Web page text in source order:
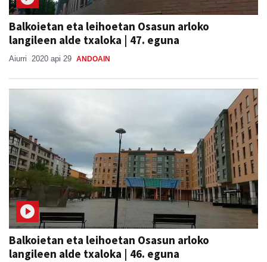
Balkoietan eta leihoetan Osasun arloko
langileen alde txaloka | 47. eguna
Aiurri 2020 api 29 ANDOAIN
Balkoietan eta leihoetan Osasun arloko
langileen alde txaloka | 46. eguna